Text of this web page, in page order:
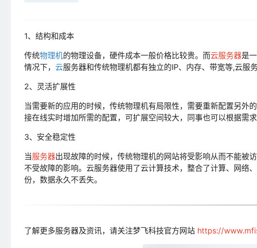
1、结构和成本
传统物理机的物理设备，硬件成本一般价格比较贵。而云服务器是
情况下， 云服务器和传统物理机都有独立的IP、内存、带宽等,云服
2、灵活扩展性
当需要新的应用的时候，传统物理机有局限性，需要重新配置另外
接在线实时增加所需的配置，可扩展空间较大，同事也可以根据需
3、安全稳定性
当服务器出现故障的时候，传统物理机的网站将受影响从而不能被
不受故障的影响。云服务器使用了云计算技术，整合了计算、网络
份，数据永久不丢失。
了解更多服务器及资讯，请关注梦飞科技官方网站 https://